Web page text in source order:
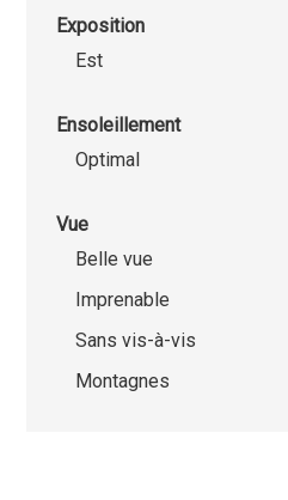
Exposition
Est
Ensoleillement
Optimal
Vue
Belle vue
Imprenable
Sans vis-à-vis
Montagnes